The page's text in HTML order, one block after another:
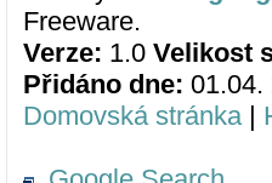
Freeware.
Verze: 1.0 Velikost
Přidáno dne: 01.04.
Domovská stránka|